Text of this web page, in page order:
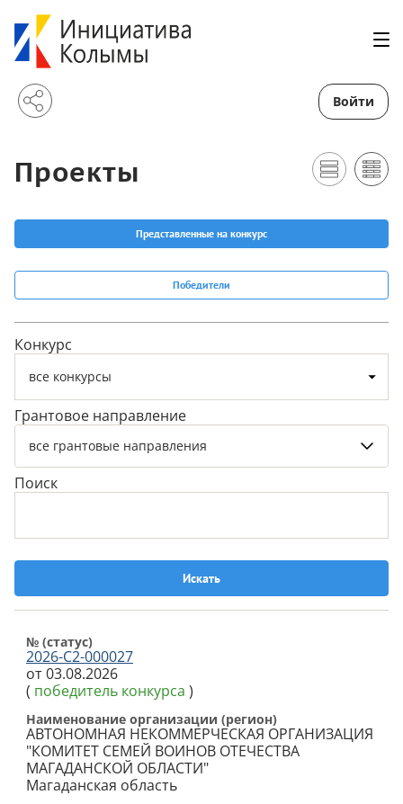
Войти
Проекты
Представленные на конкурс
Победители
Конкурс
Грантовое направление
все грантовые направления
Поиск
№ (cтатус)
2026-С2-000027
от 03.08.2026
( победитель конкурса )
Наименование организации (регион)
АВТОНОМНАЯ НЕКОММЕРЧЕСКАЯ ОРГАНИЗАЦИЯ
"КОМИТЕТ СЕМЕЙ ВОИНОВ ОТЕЧЕСТВА
МАГАДАНСКОЙ ОБЛАСТИ"
Магаданская область